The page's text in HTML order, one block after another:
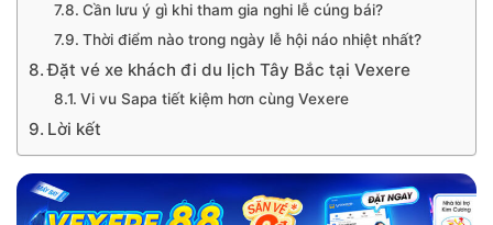
Cần lưu ý gì khi tham gia nghi lễ cúng bái?
Thời điểm nào trong ngày lễ hội náo nhiệt nhất?
Đặt vé xe khách đi du lịch Tây Bắc tại Vexere
Vi vu Sapa tiết kiệm hơn cùng Vexere
Lời kết